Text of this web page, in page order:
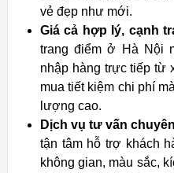
vẻ đẹp như mới.
Giá cả hợp lý, cạnh
trang điểm ở Hà Nội
nhập hàng trực tiếp từ
mua tiết kiệm chi phí
lượng cao.
Dịch vụ tư vấn
tận tâm hỗ trợ khách
không gian, màu sắc,